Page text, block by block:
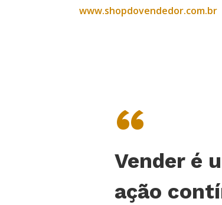
www.shopdovendedor.com.br
“
Vender é
ação